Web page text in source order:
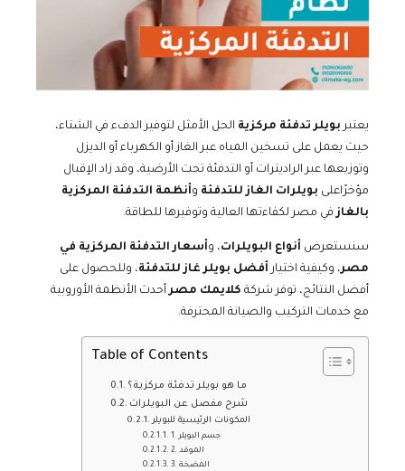
يعتبربويلر تدفئة مركزية الحل الأمثل لتوفير الدفء في الشتاء،
حيث يعمل على تسخين المياه عبر الغاز أو الكهرباء أو الديزل
وتوزيعها عبر الراديترات أو التدفئة تحت الأرضية، وقد زاد الإقبال
مؤخرًاعلى بويلرات الغاز للتدفئة وأنظمة التدفئة المركزية
بالغازفي مصر لكفاءتها العالية وتوفيرها للطاقة.
سنستعرض أنواع البويلرات، وأسعار التدفئة المركزية في
مصر، وكيفية اختيار أفضل بويلر غاز للتدفئة، وللحصول على
أفضل النتائج، توفر شركة كلايمك مصرأحدث الأنظمة الأوروبية
مع خدمات التركيب والصيانة المحترفة.
Table of Contents
ما هو بويلر تدفئة مركزية؟
شرح مفصل عن البويلرات
المكونات الرئيسية للبويلر
1. جسم البويلر
2. الموقد
3. المضخة